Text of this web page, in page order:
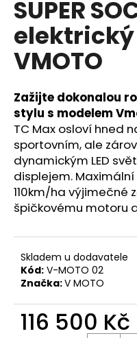
SUPER
VMOTO
Zažijte dokonalou
stylu s modelem
TC Max osloví hned
sportovním, ale
dynamickým LED
displejem. Maximální
110km/ha výjimečné
špičkovému motoru
Skladem u dodavatele
Kód: V-MOTO 02
Značka:V MOTO
116 500 Kč
a
j
í
t
?
D
o
p
o
č